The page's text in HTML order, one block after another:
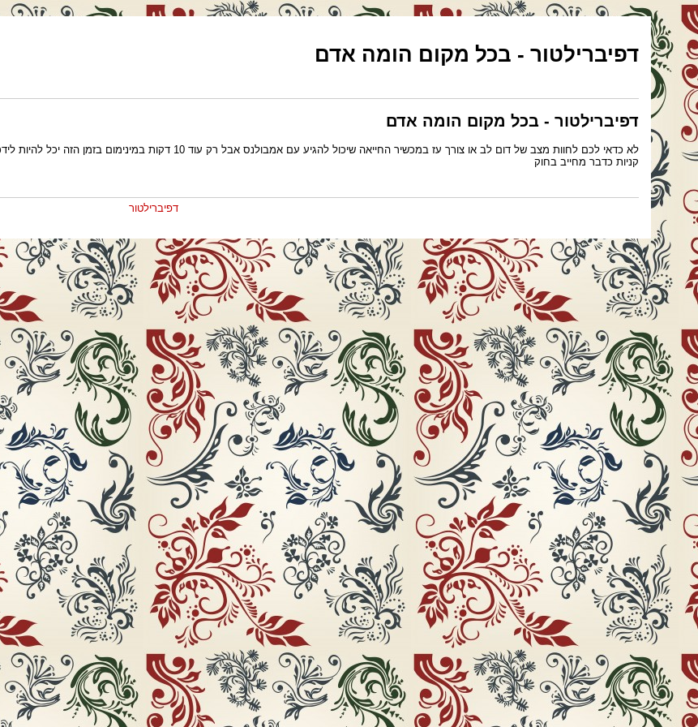
דפיברילטור - בכל מקום הומה אדם
דפיברילטור - בכל מקום הומה אדם
לא כדאי לכם לחוות מצב של דום לב או צורך עז במכשיר החייאה שיכול להגיע עם אמבולנס אבל רק עוד 10 דקות במינימום בזמן הזה יכל להיות לידכם
קניות כדבר מחייב בחוק
דפיברילטור